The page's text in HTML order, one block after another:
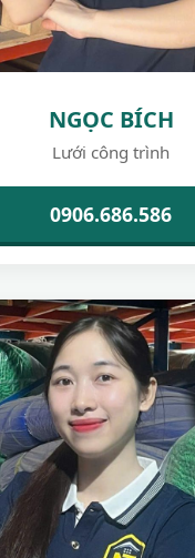
NGỌC BÍCH
Lưới công trình
0906.686.586